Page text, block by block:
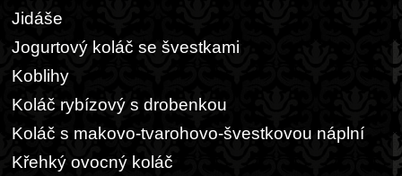
Jidáše
Jogurtový koláč se švestkami
Koblihy
Koláč rybízový s drobenkou
Koláč s makovo-tvarohovo-švestkovou náplní
Křehký ovocný koláč